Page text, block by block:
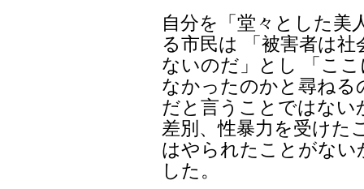
自分を「堂々とした美
る市民は 「被害者は
ないのだ」とし 「こ
なかったのかと尋ねる
だと言うことではない
差別、性暴力を受けた
はやられたことがない
した。